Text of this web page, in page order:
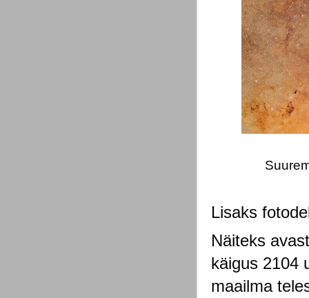
Lisaks
Näiteks
käigus 2104
maailma